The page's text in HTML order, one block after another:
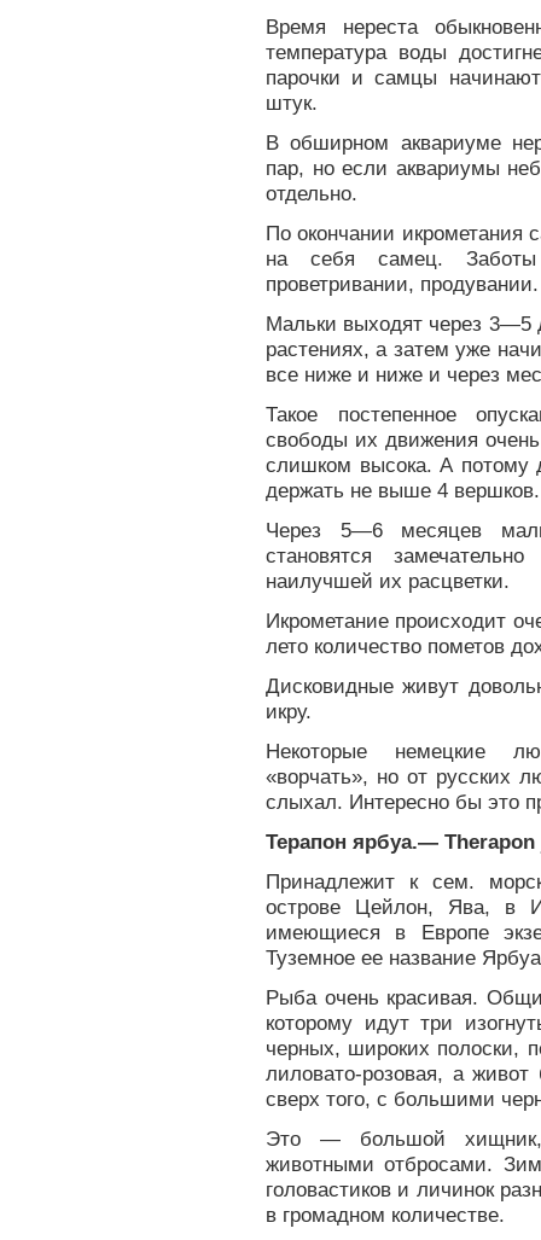
Время нереста
температура воды
парочки и самцы
штук.
В обширном аквариуме
пар, но если аквариумы
отдельно.
По окончании икрометания
на себя самец.
проветривании, продувании.
Мальки выходят через 3—5
растениях, а затем уже
все ниже и ниже и через
Такое постепенное
свободы их движения
слишком высока. А потому
держать не выше 4 вершков.
Через 5—6 месяцев
становятся
наилучшей их расцветки.
Икрометание происходит
лето количество пометов
Дисковидные живут
икру.
Некоторые немецкие
«ворчать», но от русских
слыхал. Интересно бы это
Терапон ярбуа.—
Принадлежит к сем.
острове Цейлон, Ява, в
имеющиеся в Европе
Туземное ее название
Рыба очень красивая.
которому идут три
черных, широких полоски,
лиловато-розовая, а
сверх того, с большими
Это — большой хищник,
животными отбросами.
головастиков и личинок
в громадном количестве.